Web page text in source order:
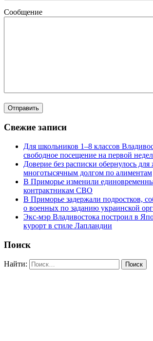
Сообщение
Свежие записи
Для школьников 1–8 классов
свободное посещение на первой
Доверие без расписки обернулось
многотысячным долгом по алиментам
В Приморье изменили
контрактникам СВО
В Приморье задержали подростков,
о военных по заданию украинской
Экс-мэр Владивостока построил в
курорт в стиле Лапландии
Поиск
Найти: